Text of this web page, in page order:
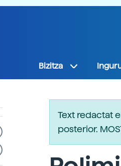
Bizitza
Text redactat
posterior.